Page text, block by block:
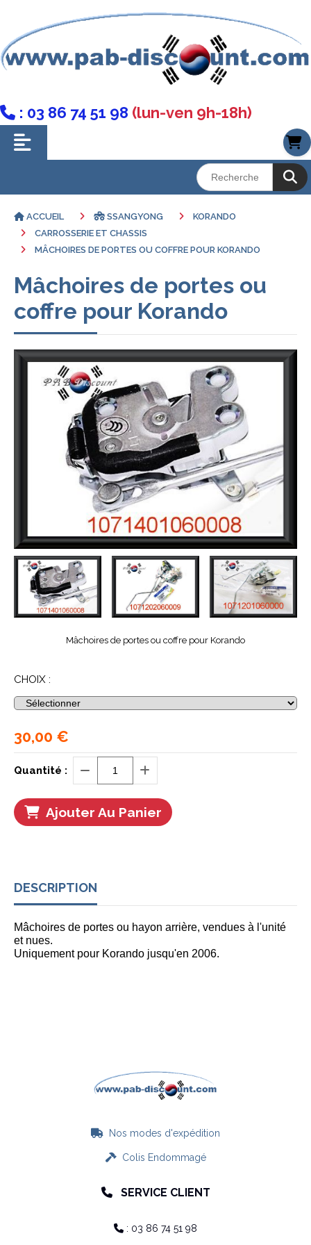
 : 03 86 74 51 98 (lun-ven 9h-18h)
ACCUEIL SSANGYONG
KORANDO
CARROSSERIE ET CHASSIS
MÂCHOIRES DE PORTES OU COFFRE POUR KORANDO
Mâchoires de portes ou
coffre pour Korando
Mâchoires de portes ou coffre pour Korando
CHOIX :
30,00 €
Quantité :
Ajouter Au Panier
DESCRIPTION
Mâchoires de portes ou hayon arrière, vendues à l'unité
et nues.
Uniquement pour Korando jusqu'en 2006.
 Nos modes d'expédition
Colis Endommagé
 SERVICE CLIENT
 : 03 86 74 51 98